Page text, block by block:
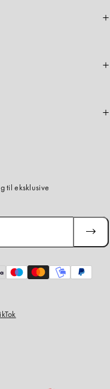
til eksklusive